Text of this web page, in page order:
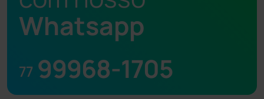
Whatsapp
77 99968-1705